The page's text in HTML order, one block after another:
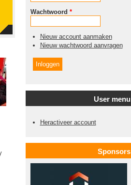
Wachtwoord *
Nieuw account aanmaken
Nieuw wachtwoord aanvragen
User menu
Heractiveer account
Sponsors